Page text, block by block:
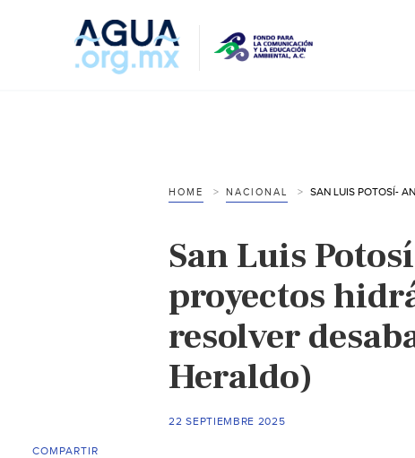
HOME NACIONAL
San Luis
proyectos
resolver
Heraldo)
22 SEPTIEMBRE 2025
COMPARTIR